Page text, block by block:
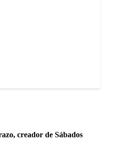
creador de Sábados